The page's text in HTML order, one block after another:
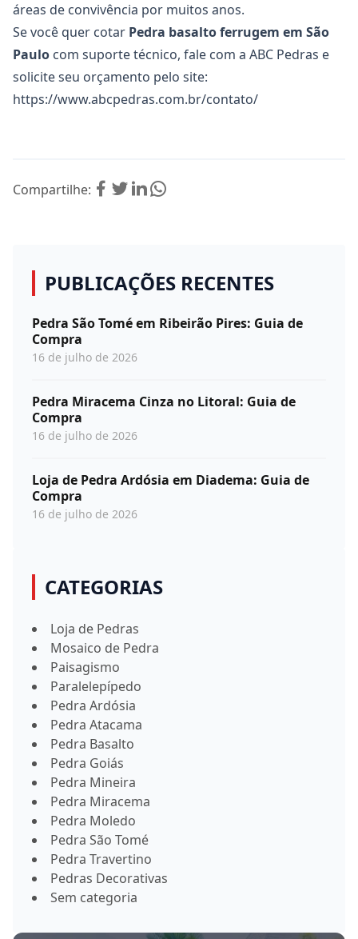
áreas de convivência por muitos anos.
Se você quer cotar Pedra basalto ferrugem em São
Paulo com suporte técnico, fale com a ABC Pedras e
solicite seu orçamento pelo site:
https://www.abcpedras.com.br/contato/
Compartilhe:
PUBLICAÇÕES RECENTES
Pedra São Tomé em Ribeirão Pires: Guia de
Compra
16 de julho de 2026
Pedra Miracema Cinza no Litoral: Guia de
Compra
16 de julho de 2026
Loja de Pedra Ardósia em Diadema: Guia de
Compra
16 de julho de 2026
CATEGORIAS
Loja de Pedras
Mosaico de Pedra
Paisagismo
Paralelepípedo
Pedra Ardósia
Pedra Atacama
Pedra Basalto
Pedra Goiás
Pedra Mineira
Pedra Miracema
Pedra Moledo
Pedra São Tomé
Pedra Travertino
Pedras Decorativas
Sem categoria